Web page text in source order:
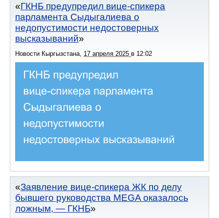
ГКНБ предупредил вице-спикера
парламента Сыдыгалиева о
недопустимости недостоверных
высказываний
Новости Кыргызстана 17 апреля 2025 в 12:02
Заявление вице-спикера ЖК по делу
бывшего руководства MEGA оказалось
ложным, — ГКНБ